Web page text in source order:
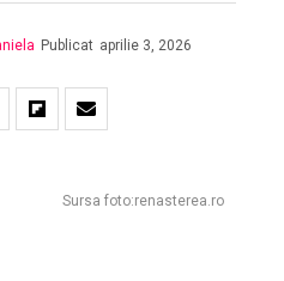
Publicat aprilie 3, 2026
Sursa foto:renasterea.ro